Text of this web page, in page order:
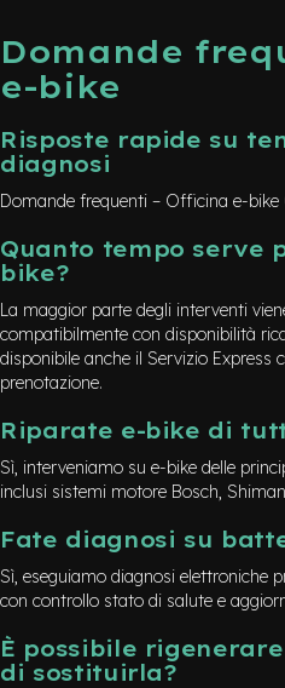
Domande
e-bike
Risposte rapide su
diagnosi
Domande frequenti – Officina e-bike
Quanto tempo serve
bike?
La maggior parte degli interventi
compatibilmente con disponibilità
disponibile anche il Servizio Express
prenotazione.
Riparate e-bike di
Sì, interveniamo su e-bike delle
inclusi sistemi motore Bosch,
Fate diagnosi su
Sì, eseguiamo diagnosi elettroniche
con controllo stato di salute e
È possibile
di sostituirla?